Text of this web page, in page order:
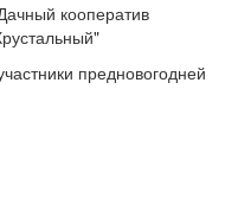
кооператив
предновогодней